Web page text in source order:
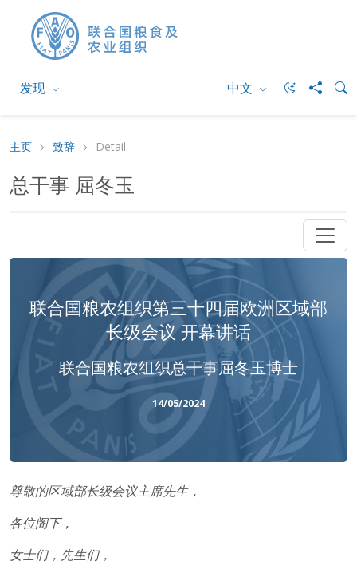
发现 中文
主页 致辞 Detail
总干事 屈冬玉
联合国粮农组织第三十四届欧洲区域部
长级会议 开幕讲话
联合国粮农组织总干事屈冬玉博士
14/05/2024
尊敬的区域部长级会议主席先生，
各位阁下，
女士们，先生们，